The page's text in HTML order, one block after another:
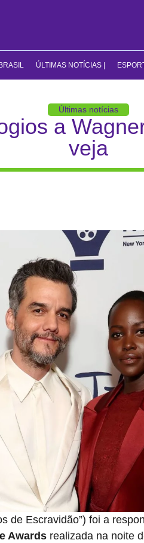
BRASIL ÚLTIMAS NOTÍCIAS |
Últimas notícias
a
veja
de Escravidão”) foi a
Awards realizada na noite